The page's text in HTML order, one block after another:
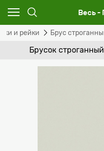
Весь -
и рейки Брус
Брусок